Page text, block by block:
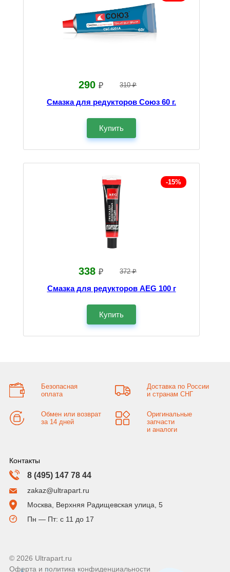
290 ₽ 310 ₽
Смазка для редукторов Союз 60 г.
Купить
-15%
338 ₽ 372 ₽
Смазка для редукторов AEG 100 г
Купить
Безопасная
оплата
Доставка по России
и странам СНГ
Обмен или возврат
за 14 дней
Оригинальные
запчасти
и аналоги
Контакты
8 (495) 147 78 44
zakaz@ultrapart.ru
Москва, Верхняя Радищевская улица, 5
Пн — Пт: с 11 до 17
© 2026 Ultrapart.ru
Оферта и политика конфиденциальности